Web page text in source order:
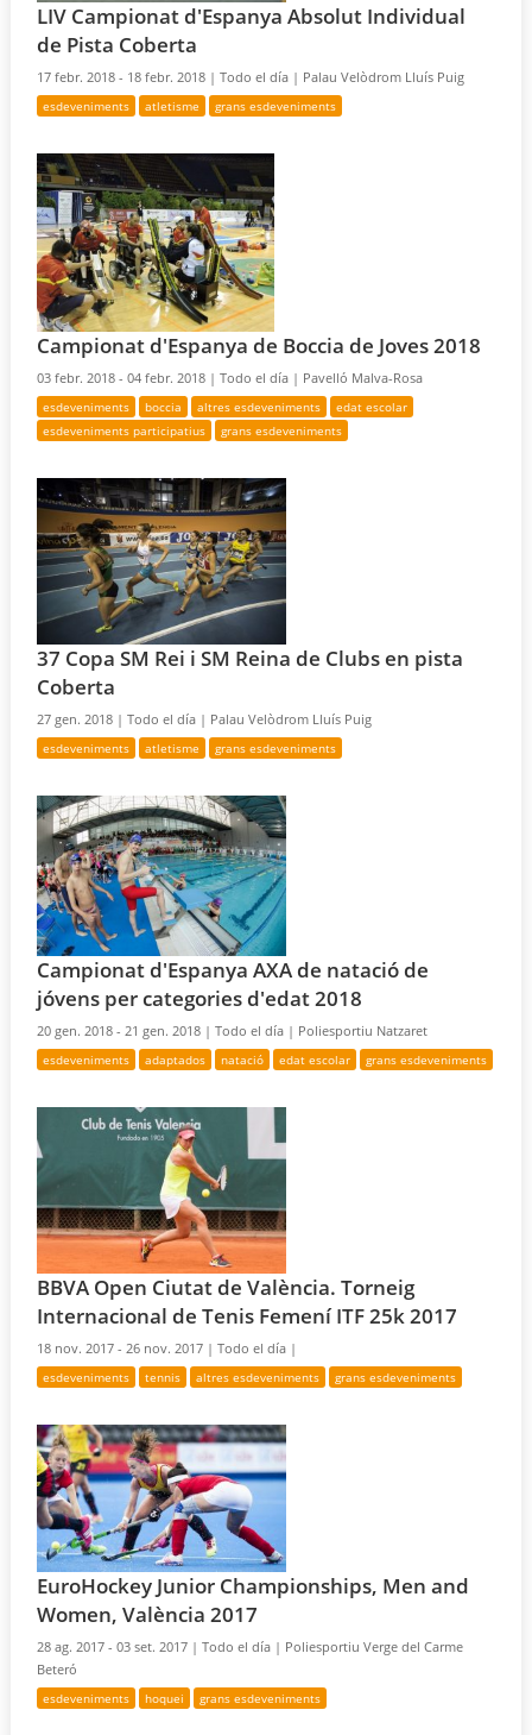
LIV Campionat d'Espanya Absolut Individual
de Pista Coberta
17 febr. 2018 - 18 febr. 2018 |Todo el día | Palau Velòdrom Lluís Puig
esdeveniments atletisme grans esdeveniments
Campionat d'Espanya de Boccia de Joves 2018
03 febr. 2018 - 04 febr. 2018 |Todo el día | Pavelló Malva-Rosa
esdeveniments boccia altres esdeveniments
edat escolar
esdeveniments participatius
grans esdeveniments
37 Copa SM Rei i SM Reina de Clubs en pista
Coberta
27 gen. 2018 |Todo el día | Palau Velòdrom Lluís Puig
esdeveniments atletisme grans esdeveniments
Campionat d'Espanya AXA de natació de
jóvens per categories d'edat 2018
20 gen. 2018 - 21 gen. 2018 |Todo el día | Poliesportiu Natzaret
esdeveniments adaptados natació edat escolar grans esdeveniments
BBVA Open Ciutat de València. Torneig
Internacional de Tenis Femení ITF 25k 2017
18 nov. 2017 - 26 nov. 2017 |Todo el día |
esdeveniments tennis altres esdeveniments grans esdeveniments
EuroHockey Junior Championships, Men and
Women, València 2017
28 ag. 2017 - 03 set. 2017 |Todo el día | Poliesportiu Verge del Carme
Beteró
esdeveniments hoquei grans esdeveniments